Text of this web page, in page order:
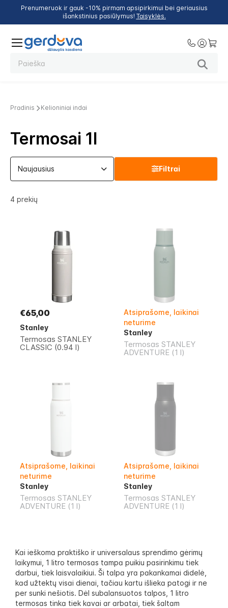
Prenumeruok ir gauk -10% pirmam apsipirkimui bei geriausius
išankstinius pasiūlymus! Taisyklės.
Pradinis Kelioniniai indai
Termosai 1l
4 prekių
Filtrai
Kai ieškoma praktiško ir universalaus sprendimo gėrimų
laikymui, 1 litro termosas tampa puikiu pasirinkimu tiek
darbui, tiek laisvalaikiui. Ši talpa yra pakankamai didelė,
kad užtektų visai dienai, tačiau kartu išlieka patogi ir ne
per sunki nešiotis. Dėl subalansuotos talpos, 1 litro
termosas tinka tiek kavai ar arbatai, tiek šaltam
€65,00
Stanley
Termosas STANLEY
CLASSIC (0.94 l)
Atsiprašome, laikinai
neturime
Stanley
Termosas STANLEY
ADVENTURE (1 l)
Atsiprašome, laikinai
neturime
Stanley
Termosas STANLEY
ADVENTURE (1 l)
Atsiprašome, laikinai
neturime
Stanley
Termosas STANLEY
ADVENTURE (1 l)